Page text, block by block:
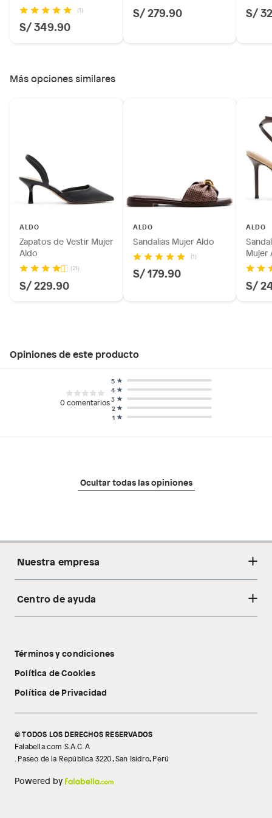
(1)
S/ 349.90
S/ 279.90 S/
Más opciones similares
ALDO
Zapatos de Vestir Mujer
Aldo
(21)
S/ 229.90
ALDO
Sandalias Mujer Aldo
(1)
S/ 179.90
ALDO
Mujer
S/
Opiniones de este producto
0comentarios
1
2
3
4
5
Ocultar todas las opiniones
Nuestra empresa
Acerca de nosotros
Tecnología Pillow Walk
Centro de ayuda
Libro de reclamaciones
Términos y condiciones
Política de Cookies
Política de Privacidad
© TODOS LOS DERECHOS RESERVADOS
Falabella.com S.A.C. A
. Paseo de la República 3220, San Isidro, Perú
Powered by